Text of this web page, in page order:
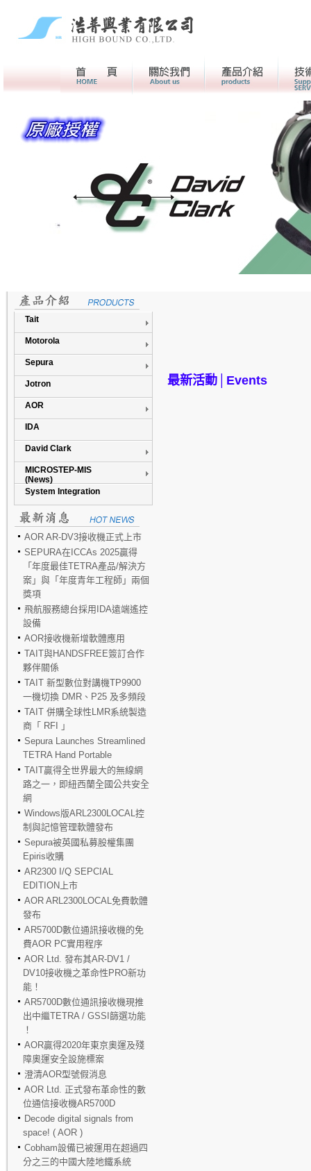
Tait
Motorola
Sepura
Jotron
AOR
IDA
David Clark
MICROSTEP-MIS
(News)
System Integration
AOR AR-DV3接收機正式上市
SEPURA在ICCAs 2025贏得
「年度最佳TETRA產品/解決方
案」與「年度青年工程師」兩個
獎項
飛航服務總台採用IDA遠端遙控
設備
AOR接收機新增軟體應用
TAIT與HANDSFREE簽訂合作
夥伴關係
TAIT 新型數位對講機TP9900
一機切換 DMR、P25 及多頻段
TAIT 併購全球性LMR系統製造
商「 RFI 」
Sepura Launches Streamlined
TETRA Hand Portable
TAIT贏得全世界最大的無線網
路之一，即紐西蘭全國公共安全
網
Windows版ARL2300LOCAL控
制與記憶管理軟體發布
Sepura被英國私募股權集團
Epiris收購
AR2300 I/Q SEPCIAL
EDITION上市
AOR ARL2300LOCAL免費軟體
發布
AR5700D數位通訊接收機的免
費AOR PC實用程序
AOR Ltd. 發布其AR-DV1 /
DV10接收機之革命性PRO新功
能！
AR5700D數位通訊接收機現推
出中繼TETRA / GSSI篩選功能
！
AOR贏得2020年東京奧運及殘
障奧運安全設施標案
澄清AOR型號假消息
AOR Ltd. 正式發布革命性的數
位通信接收機AR5700D
Decode digital signals from
space! ( AOR )
Cobham設備已被運用在超過四
分之三的中國大陸地鐵系統
最新活動│ Events